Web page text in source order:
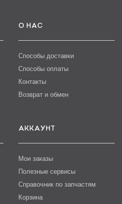
О НАС
Способы доставки
Способы оплаты
Контакты
Возврат и обмен
АККАУНТ
Мои заказы
Полезные сервисы
Справочник по запчастям
Корзина